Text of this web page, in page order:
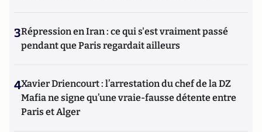
3Répression en Iran : ce qui s'est vraiment passé
pendant que Paris regardait ailleurs
4Xavier Driencourt : l’arrestation du chef de la DZ
Mafia ne signe qu’une vraie-fausse détente entre
Paris et Alger